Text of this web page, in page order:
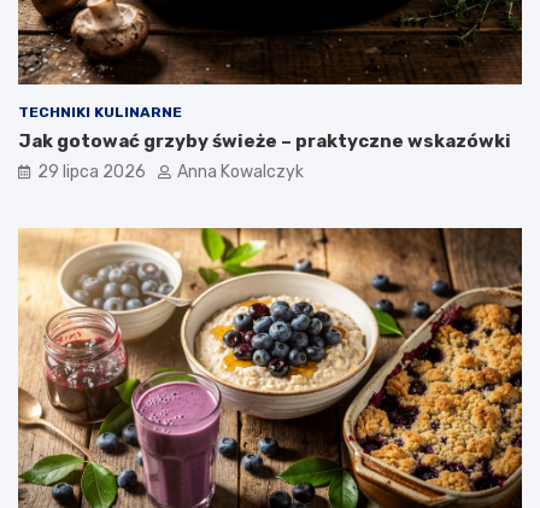
TECHNIKI KULINARNE
Jak gotować grzyby świeże – praktyczne wskazówki
29 lipca 2026 Anna Kowalczyk